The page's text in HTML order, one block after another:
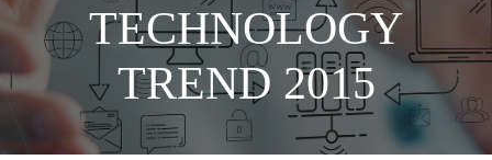
TECHNOLOGY
TREND 2015